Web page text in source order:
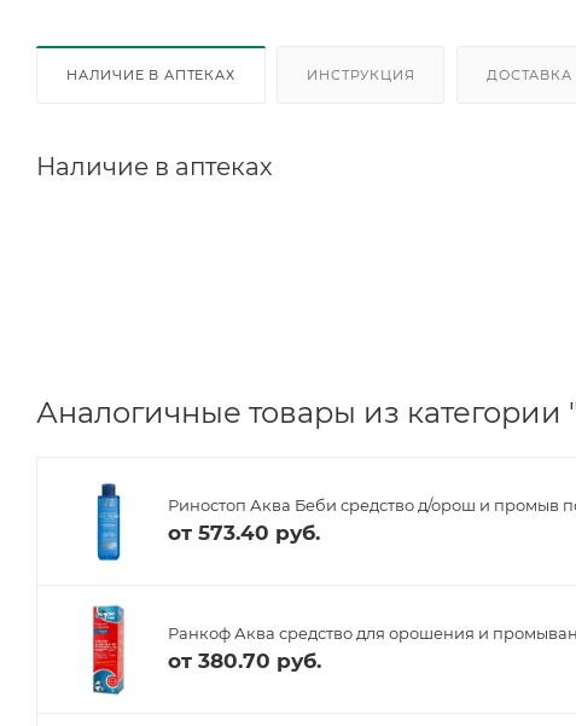
НАЛИЧИЕ В АПТЕКАХ ИНСТРУКЦИЯ
Наличие в аптеках
Аналогичные товары из категории
Риностоп Аква Беби средство д/орош и промыв
от 573.40 руб.
Ранкоф Аква средство для орошения и
от 380.70 руб.